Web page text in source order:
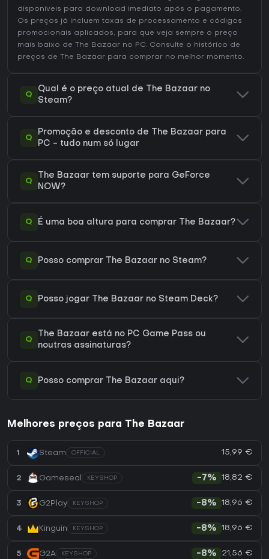
disponíveis para download imediato após o pagamento.
Os preços já incluem taxas de processamento e códigos
promocionais aplicados, para que veja sempre o preço
mais baixo de The Bazaar no PC. Consulte o histórico de
preços de The Bazaar para comprar no melhor momento.
Q
Qual é o preço atual de The Bazaar no
Steam?
Q
Promoção e desconto de The Bazaar para
PC - tudo num só lugar
Q
The Bazaar tem suporte para GeForce
NOW?
Q É uma boa altura para comprar The Bazaar?
Q Posso comprar The Bazaar no Steam?
Q Posso jogar The Bazaar no Steam Deck?
Q
The Bazaar está no PC Game Pass ou
noutras assinaturas?
Q Posso comprar The Bazaar aqui?
Melhores preços para The Bazaar
1 Steam OFFICIAL 15,99 €
2 Gameseal KEYSHOP -7% 18,82 €
3 G2Play KEYSHOP -8% 18,96 €
4 Kinguin KEYSHOP -8% 18,96 €
5 G2A KEYSHOP -8% 21,56 €